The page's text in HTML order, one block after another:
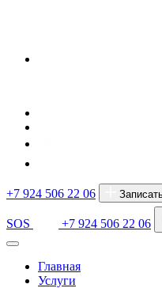
+7 924 506 22 06
SOS +7 924 506 22 06
Главная
Услуги